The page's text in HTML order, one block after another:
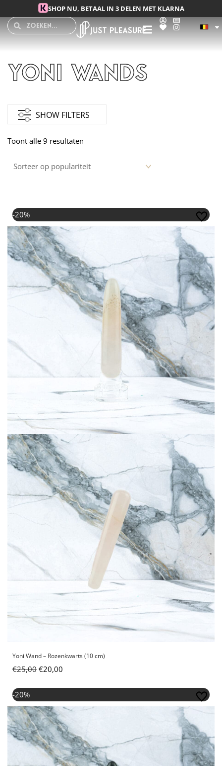
Spring naar de inhoudSHOP NU, BETAAL IN 3 DELEN MET KLARNA
SearchSearch
Yoni Wands
SHOW FILTERS
Toont alle 9 resultaten
-20%
Yoni Wand – Rozenkwarts (10 cm)
€25,00
Oorspronkelijke prijs was: €25,00.
€20,00
Huidige prijs is: €20,00.
-20%
Oorspronkelijke prijs was: €25,00.
Huidige prijs is: €20,00.